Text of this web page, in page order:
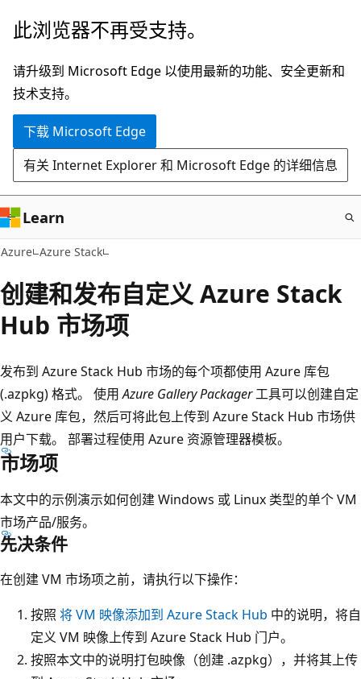
跳
主
要
内
此浏览器不再受支持。
请升级到 Microsoft Edge 以使用最新的功能、安全更新和
技术支持。
下载 Microsoft Edge
有关 Internet Explorer 和 Microsoft Edge 的详细信息
Learn
Azure Azure Stack
创建和发布自定义 Azure Stack
Hub 市场项
发布到 Azure Stack Hub 市场的每个项都使用 Azure 库包
(.azpkg) 格式。 使用Azure Gallery Packager工具可以创建自定
义 Azure 库包，然后可将此包上传到 Azure Stack Hub 市场供
用户下载。 部署过程使用 Azure 资源管理器模板。
市场项
本文中的示例演示如何创建 Windows 或 Linux 类型的单个 VM
市场产品/服务。
先决条件
在创建 VM 市场项之前，请执行以下操作：
按照 将 VM 映像添加到 Azure Stack Hub 中的说明，将自
定义 VM 映像上传到 Azure Stack Hub 门户。
按照本文中的说明打包映像（创建 .azpkg），并将其上传